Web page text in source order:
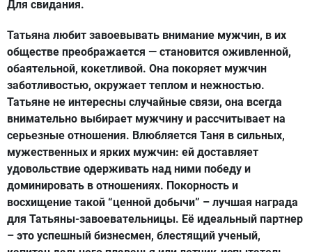
Для свидания.
Татьяна любит завоевывать внимание мужчин, в их
обществе преображается — становится оживленной,
обаятельной, кокетливой. Она покоряет мужчин
заботливостью, окружает теплом и нежностью.
Татьяне не интересны случайные связи, она всегда
внимательно выбирает мужчину и рассчитывает на
серьезные отношения. Влюбляется Таня в сильных,
мужественных и ярких мужчин: ей доставляет
удовольствие одерживать над ними победу и
доминировать в отношениях. Покорность и
восхищение такой “ценной добычи” – лучшая награда
для Татьяны-завоевательницы. Её идеальный партнер
– это успешный бизнесмен, блестящий ученый,